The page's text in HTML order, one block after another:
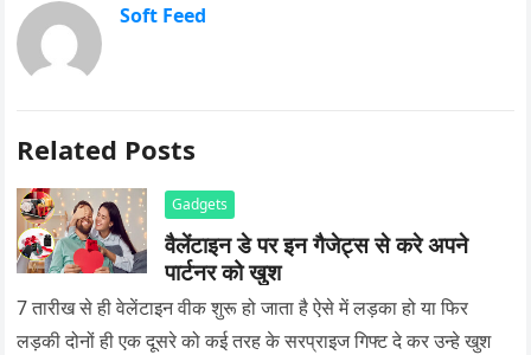
Soft Feed
Related Posts
Gadgets
वैलेंटाइन डे पर इन गैजेट्स से करे अपने
पार्टनर को खुश
7 तारीख से ही वेलेंटाइन वीक शुरू हो जाता है ऐसे में लड़का हो या फिर
लड़की दोनों ही एक दूसरे को कई तरह के सरप्राइज गिफ्ट दे कर उन्हे खुश